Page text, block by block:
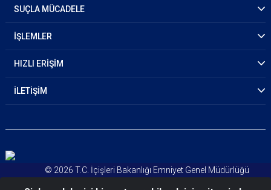
SUÇLA MÜCADELE
İŞLEMLER
HIZLI ERİŞİM
İLETİŞİM
© 2026 T.C. İçişleri Bakanlığı Emniyet Genel Müdürlüğü